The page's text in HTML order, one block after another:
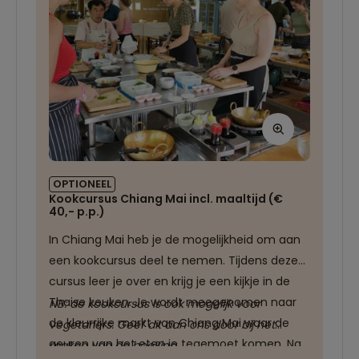
van het hotel.
OPTIONEEL
Kookcursus Chiang Mai incl. maaltijd (€
40,- p.p.)
In Chiang Mai heb je de mogelijkheid om aan
een kookcursus deel te nemen. Tijdens deze
cursus leer je over en krijg je een kijkje in de
Thaise keuken. Je wordt meegenomen naar
de kleurrijke markt van Chiang Mai waar de
geuren van het eten je tegemoet komen. Na
NB: de kookcursus is ook mogelijk voor
vegetariërs. Geef dit aan ons door bij het
maken van de boeking.